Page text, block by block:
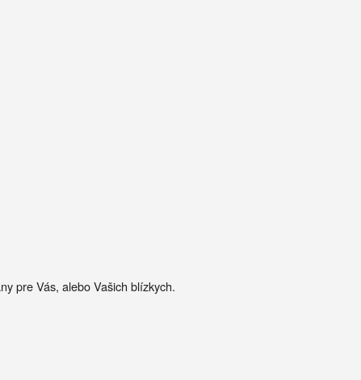
pre Vás, alebo Vašich blízkych.